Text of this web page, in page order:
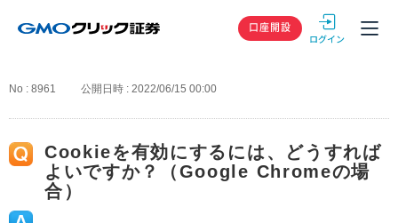
GMOクリック
口座開設
No : 8961 公開日時 : 2022/06/15 00:00
Cookieを有効にするには、どうすれば
よいですか？（Google Chromeの場
合）